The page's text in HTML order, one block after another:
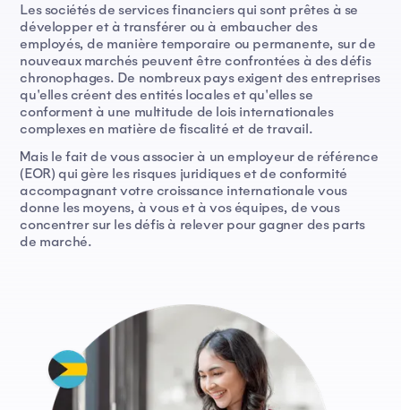
Les sociétés de services financiers qui sont prêtes à se
développer et à transférer ou à embaucher des
employés, de manière temporaire ou permanente, sur de
nouveaux marchés peuvent être confrontées à des défis
chronophages. De nombreux pays exigent des entreprises
qu'elles créent des entités locales et qu'elles se
conforment à une multitude de lois internationales
complexes en matière de fiscalité et de travail.
Mais le fait de vous associer à un employeur de référence
(EOR) qui gère les risques juridiques et de conformité
accompagnant votre croissance internationale vous
donne les moyens, à vous et à vos équipes, de vous
concentrer sur les défis à relever pour gagner des parts
de marché.